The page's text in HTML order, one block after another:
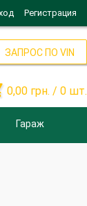
Регистрация
ЗАПРОС ПО VIN
0,00 грн. / 0 шт.
Гараж